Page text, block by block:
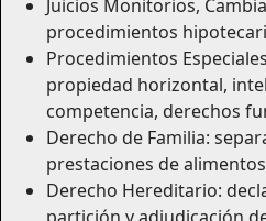
Juicios Monitorios,
procedimientos
Procedimientos
propiedad horizontal,
competencia, derechos
Derecho de Familia:
prestaciones de
Derecho Hereditario: